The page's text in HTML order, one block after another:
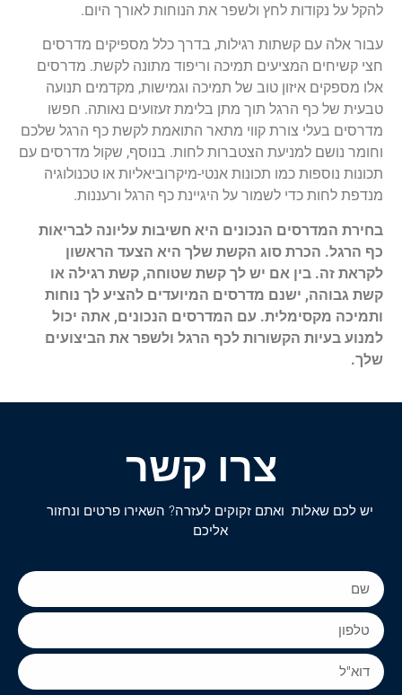
להקל על נקודות לחץ ולשפר את הנוחות לאורך היום.
עבור אלה עם קשתות רגילות, בדרך כלל מספיקים מדרסים
חצי קשיחים המציעים תמיכה וריפוד מתונה לקשת. מדרסים
אלו מספקים איזון טוב של תמיכה וגמישות, מקדמים תנועה
טבעית של כף הרגל תוך מתן בלימת זעזועים נאותה. חפשו
מדרסים בעלי צורת קווי מתאר התואמת לקשת כף הרגל שלכם
וחומר נושם למניעת הצטברות לחות. בנוסף, שקול מדרסים עם
תכונות נוספות כמו תכונות אנטי-מיקרוביאליות או טכנולוגיה
מנדפת לחות כדי לשמור על היגיינת כף הרגל ורעננות.
בחירת המדרסים הנכונים היא חשיבות עליונה לבריאות
כף הרגל. הכרת סוג הקשת שלך היא הצעד הראשון
לקראת זה. בין אם יש לך קשת שטוחה, קשת רגילה או
קשת גבוהה, ישנם מדרסים המיועדים להציע לך נוחות
ותמיכה מקסימלית. עם המדרסים הנכונים, אתה יכול
למנוע בעיות הקשורות לכף הרגל ולשפר את הביצועים
שלך.
צרו קשר
יש לכם שאלות ואתם זקוקים לעזרה? השאירו פרטים ונחזור
אליכם